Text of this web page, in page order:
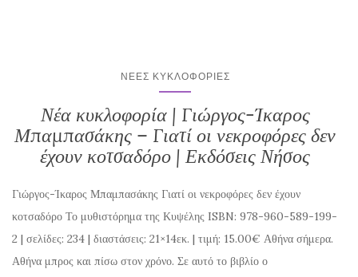
ΝΈΕΣ ΚΥΚΛΟΦΟΡΊΕΣ
Νέα κυκλοφορία | Γιώργος-Ίκαρος
Μπαμπασάκης – Γιατί οι νεκροφόρες δεν
έχουν κοτσαδόρο | Εκδόσεις Νήσος
Γιώργος-Ίκαρος Μπαμπασάκης Γιατί οι νεκροφόρες δεν έχουν
κοτσαδόρο Το μυθιστόρημα της Κυψέλης ISBN: 978-960-589-199-
2 | σελίδες: 234 | διαστάσεις: 21×14εκ. | τιμή: 15.00€ Αθήνα σήμερα.
Αθήνα μπρος και πίσω στον χρόνο. Σε αυτό το βιβλίο ο